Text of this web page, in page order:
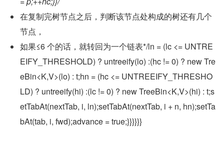
在复制完树节点之后，判断该节点处构成的树还有几个
节点，
如果≤6 个的话，就转回为一个链表*/ln = (lc <= UNTRE
EIFY_THRESHOLD) ? untreeify(lo) :(hc != 0) ? new Tre
eBin<K,V>(lo) : t;hn = (hc <= UNTREEIFY_THRESHO
LD) ? untreeify(hi) :(lc != 0) ? new TreeBin<K,V>(hi) : t;s
etTabAt(nextTab, i, ln);setTabAt(nextTab, i + n, hn);setTa
bAt(tab, i, fwd);advance = true;}}}}}}